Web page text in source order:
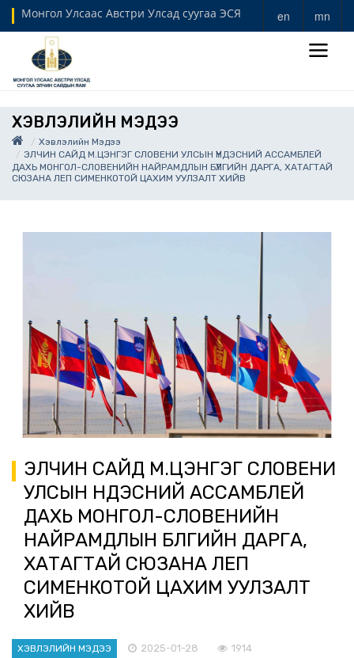
Монгол Улсаас Австри Улсад суугаа ЭСЯ en mn
ХЭВЛЭЛИЙН МЭДЭЭ
Хэвлэлийн Мэдээ
ЭЛЧИН САЙД М.ЦЭНГЭГ СЛОВЕНИ УЛСЫН ҮНДЭСНИЙ АССАМБЛЕЙ
ДАХЬ МОНГОЛ-СЛОВЕНИЙН НАЙРАМДЛЫН БҮЛГИЙН ДАРГА, ХАТАГТАЙ
СЮЗАНА ЛЕП СИМЕНКОТОЙ ЦАХИМ УУЛЗАЛТ ХИЙВ
ЭЛЧИН САЙД М.ЦЭНГЭГ СЛОВЕНИ
УЛСЫН ҮНДЭСНИЙ АССАМБЛЕЙ
ДАХЬ МОНГОЛ-СЛОВЕНИЙН
НАЙРАМДЛЫН БҮЛГИЙН ДАРГА,
ХАТАГТАЙ СЮЗАНА ЛЕП
СИМЕНКОТОЙ ЦАХИМ УУЛЗАЛТ
ХИЙВ
ХЭВЛЭЛИЙН МЭДЭЭ 2025-01-28 1914